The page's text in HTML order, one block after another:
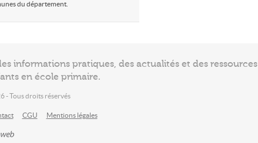
du département.
informations pratiques, des actualités et des ressources
en école primaire.
- Tous droits réservés
CGU Mentions légales